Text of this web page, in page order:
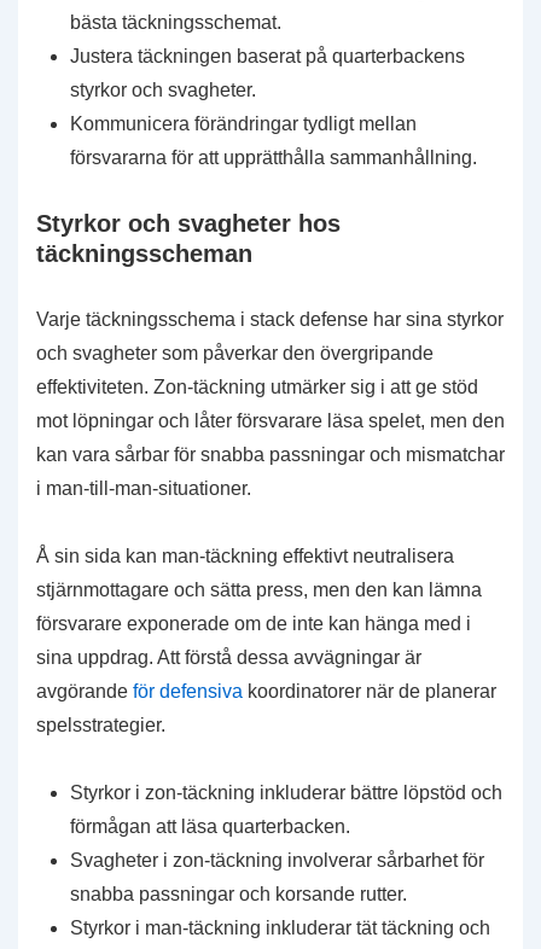
bästa täckningsschemat.
Justera täckningen baserat på quarterbackens
styrkor och svagheter.
Kommunicera förändringar tydligt mellan
försvararna för att upprätthålla sammanhållning.
Styrkor och svagheter hos
täckningsscheman
Varje täckningsschema i stack defense har sina styrkor
och svagheter som påverkar den övergripande
effektiviteten. Zon-täckning utmärker sig i att ge stöd
mot löpningar och låter försvarare läsa spelet, men den
kan vara sårbar för snabba passningar och mismatchar
i man-till-man-situationer.
Å sin sida kan man-täckning effektivt neutralisera
stjärnmottagare och sätta press, men den kan lämna
försvarare exponerade om de inte kan hänga med i
sina uppdrag. Att förstå dessa avvägningar är
avgörande för defensiva koordinatorer när de planerar
spelsstrategier.
Styrkor i zon-täckning inkluderar bättre löpstöd och
förmågan att läsa quarterbacken.
Svagheter i zon-täckning involverar sårbarhet för
snabba passningar och korsande rutter.
Styrkor i man-täckning inkluderar tät täckning och